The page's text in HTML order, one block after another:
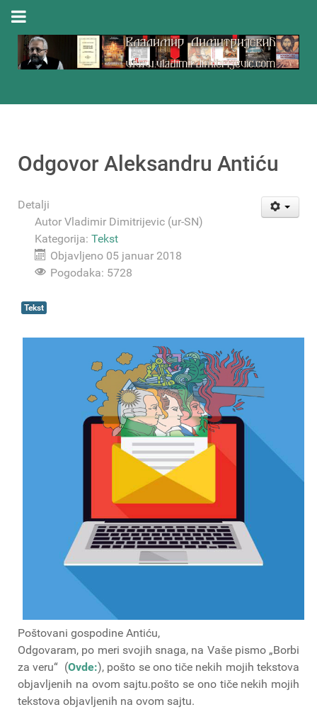
Odgovor Aleksandru Antiću
Detalji
Autor Vladimir Dimitrijevic (ur-SN)
Kategorija: Tekst
Objavljeno 05 januar 2018
Pogodaka: 5728
Tekst
Poštovani gospodine Antiću,
Odgovaram, po meri svojih snaga, na Vaše pismo „Borbi
za veru“ (Ovde:), pošto se ono tiče nekih mojih tekstova
objavljenih na ovom sajtu.pošto se ono tiče nekih mojih
tekstova objavljenih na ovom sajtu.